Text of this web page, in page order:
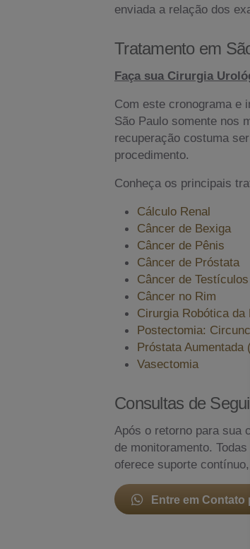
enviada a relação dos
Tratamento em
Faça sua Cirurgia
Com este cronograma e
São Paulo somente nos
recuperação costuma
procedimento.
Conheça os principais
Cálculo Renal
Câncer de Bexiga
Câncer de Pênis
Câncer de Próstata
Câncer de Testículos
Câncer no Rim
Cirurgia Robótica
Postectomia:
Próstata
Vasectomia
Consultas de
Após o retorno para sua
de monitoramento.
oferece suporte
Entre em Contato